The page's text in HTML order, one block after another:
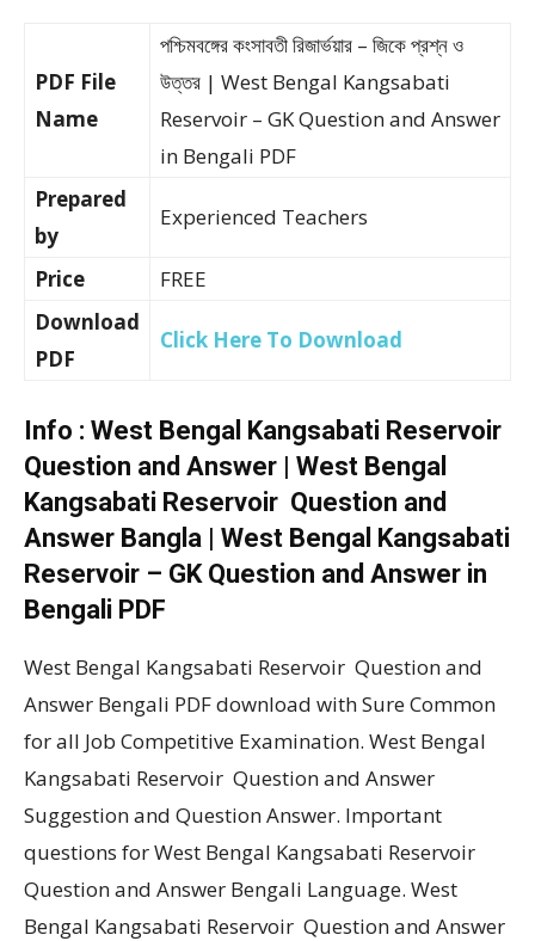
PDF File
Name
পশ্চিমবঙ্গের কংসাবতী রিজার্ভয়ার – জিকে প্রশ্ন ও
উত্তর | West Bengal Kangsabati
Reservoir – GK Question and Answer
in Bengali PDF
Prepared
by
Experienced Teachers
Price
FREE
Download
PDF
Click Here To Download
Info : West Bengal Kangsabati Reservoir
Question and Answer | West Bengal
Kangsabati Reservoir Question and
Answer Bangla | West Bengal Kangsabati
Reservoir – GK Question and Answer in
Bengali PDF
West Bengal Kangsabati Reservoir Question and
Answer Bengali PDF download with Sure Common
for all Job Competitive Examination. West Bengal
Kangsabati Reservoir Question and Answer
Suggestion and Question Answer. Important
questions for West Bengal Kangsabati Reservoir
Question and Answer Bengali Language. West
Bengal Kangsabati Reservoir Question and Answer